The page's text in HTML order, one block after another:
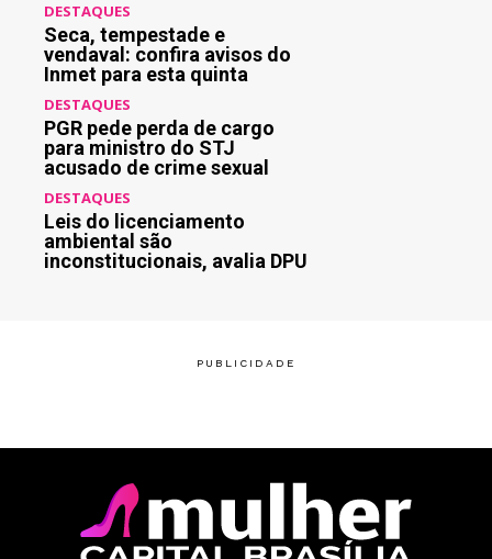
DESTAQUES
Seca, tempestade e
vendaval: confira avisos do
Inmet para esta quinta
DESTAQUES
PGR pede perda de cargo
para ministro do STJ
acusado de crime sexual
DESTAQUES
Leis do licenciamento
ambiental são
inconstitucionais, avalia DPU